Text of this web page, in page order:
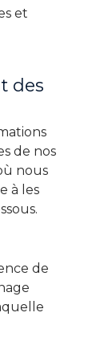
et
des
de nos
nous
à les
de